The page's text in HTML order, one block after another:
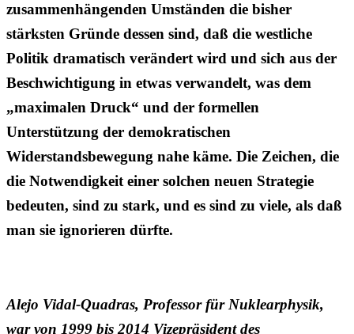
zusammenhängenden Umständen die bisher
stärksten Gründe dessen sind, daß die westliche
Politik dramatisch verändert wird und sich aus der
Beschwichtigung in etwas verwandelt, was dem
„maximalen Druck“ und der formellen
Unterstützung der demokratischen
Widerstandsbewegung nahe käme. Die Zeichen, die
die Notwendigkeit einer solchen neuen Strategie
bedeuten, sind zu stark, und es sind zu viele, als daß
man sie ignorieren dürfte.
Alejo Vidal-Quadras, Professor für Nuklearphysik,
war von 1999 bis 2014 Vizepräsident des